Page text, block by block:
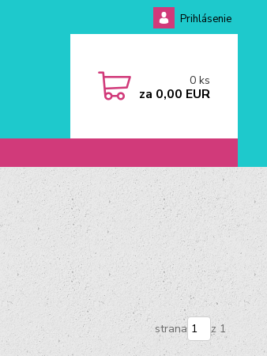
Prihlásenie
0ks
za 0,00 EUR
strana z 1